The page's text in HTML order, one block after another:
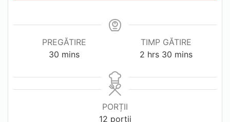
PREGĂTIRE
30 minutes
mins
TIMP GĂTIRE
2hours
hrs 30minutes
mins
PORȚII
12 portii